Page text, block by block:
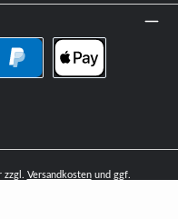
Versandkostenund ggf.